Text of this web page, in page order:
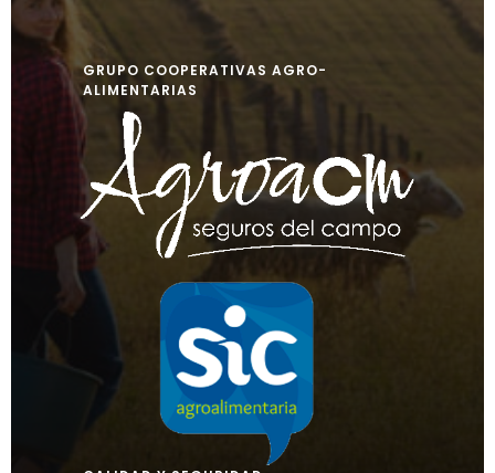
GRUPO COOPERATIVAS AGRO-
ALIMENTARIAS